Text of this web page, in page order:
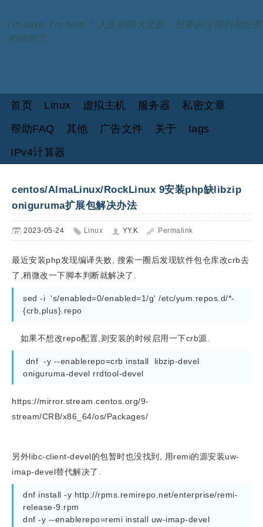
I'm alive, I'm here！ 人生的两大悲剧：想要的没得到和想要
的得到了。
首页 Linux 虚拟主机 服务器
私密文章
帮助FAQ
其他 广告文件 关于
tags
IPv4计算器
centos/AlmaLinux/RockLinux 9安装php缺libzip
oniguruma扩展包解决办法
2023-05-24 Linux YY.K Permalink
最近安装php发现编译失败, 搜索一圈后发现软件包仓库改crb去
了,稍微改一下脚本判断就解决了.
sed -i  's/enabled=0/enabled=1/g' /etc/yum.repos.d/*-
{crb,plus}.repo
如果不想改repo配置,则安装的时候启用一下crb源.
oniguruma-devel rrdtool-devel
https://mirror.stream.centos.org/9-
stream/CRB/x86_64/os/Packages/
另外libc-client-devel的包暂时也没找到, 用remi的源安装uw-
imap-devel替代解决了.
dnf install -y http://rpms.remirepo.net/enterprise/remi-
release-9.rpm
dnf -y --enablerepo=remi install uw-imap-devel